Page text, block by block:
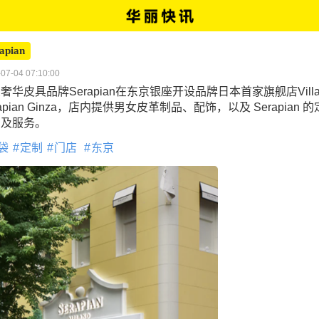
04 07:10:00
华皮具品牌Serapian在东京银座开设品牌日本首家旗舰店Villa
Ginza，店内提供男女皮革制品、配饰，以及 Serapian 的
服务。
定制 门店 东京